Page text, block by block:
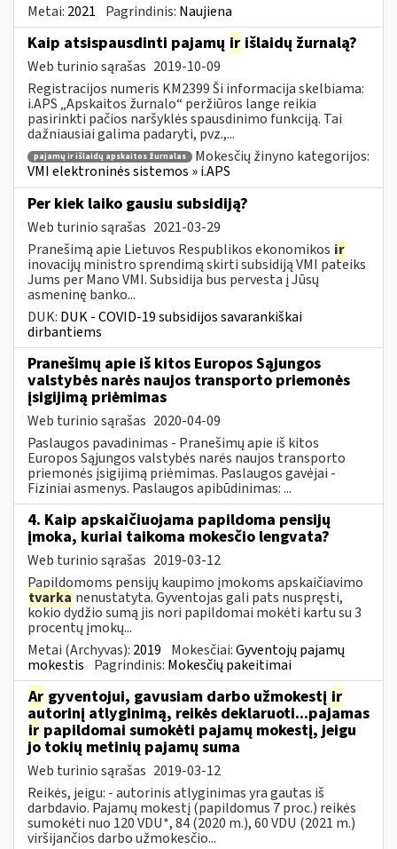
Metai: 2021 Pagrindinis: Naujiena
Kaip atsispausdinti pajamų ir išlaidų žurnalą?
Web turinio sąrašas 2019-10-09
Registracijos numeris KM2399 Ši informacija skelbiama:
i.APS „Apskaitos žurnalo“ peržiūros lange reikia
pasirinkti pačios naršyklės spausdinimo funkciją. Tai
dažniausiai galima padaryti, pvz.,...
pajamų ir išlaidų apskaitos žurnalas
Mokesčių žinyno kategorijos:
VMI elektroninės sistemos » i.APS
Per kiek laiko gausiu subsidiją?
Web turinio sąrašas 2021-03-29
Pranešimą apie Lietuvos Respublikos ekonomikos ir
inovacijų ministro sprendimą skirti subsidiją VMI pateiks
Jums per Mano VMI. Subsidija bus pervesta į Jūsų
asmeninę banko...
DUK: DUK - COVID-19 subsidijos savarankiškai
dirbantiems
Pranešimų apie iš kitos Europos Sąjungos
valstybės narės naujos transporto priemonės
įsigijimą priėmimas
Web turinio sąrašas 2020-04-09
Paslaugos pavadinimas - Pranešimų apie iš kitos
Europos Sąjungos valstybės narės naujos transporto
priemonės įsigijimą priėmimas. Paslaugos gavėjai -
Fiziniai asmenys. Paslaugos apibūdinimas: ...
4. Kaip apskaičiuojama papildoma pensijų
įmoka, kuriai taikoma mokesčio lengvata?
Web turinio sąrašas 2019-03-12
Papildomoms pensijų kaupimo įmokoms apskaičiavimo
tvarka nenustatyta. Gyventojas gali pats nuspręsti,
kokio dydžio sumą jis nori papildomai mokėti kartu su 3
procentų įmokų...
Metai (Archyvas): 2019 Mokesčiai:Gyventojų pajamų
mokestis Pagrindinis: Mokesčių pakeitimai
Ar gyventojui, gavusiam darbo užmokestį ir
autorinį atlyginimą, reikės deklaruoti...pajamas
ir papildomai sumokėti pajamų mokestį, jeigu
jo tokių metinių pajamų suma
Web turinio sąrašas 2019-03-12
Reikės, jeigu: - autorinis atlyginimas yra gautas iš
darbdavio. Pajamų mokestį (papildomus 7 proc.) reikės
sumokėti nuo 120 VDU*, 84 (2020 m.), 60 VDU (2021 m.)
viršijančios darbo užmokesčio...